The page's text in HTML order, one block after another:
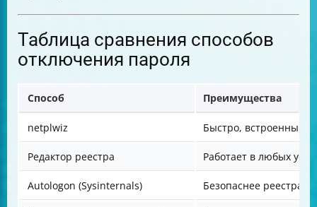
Таблица сравнения способов
отключения пароля
Способ Преимущества
netplwiz Быстро, встроенный
Редактор реестра Работает в любых
Autologon (Sysinternals) Безопаснее реестра,